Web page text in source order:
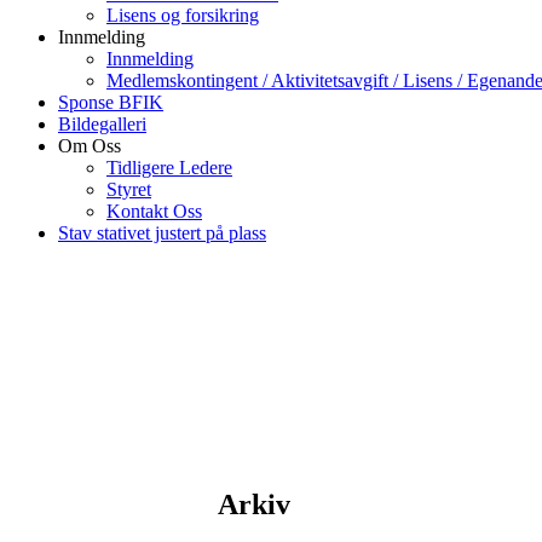
Lisens og forsikring
Innmelding
Innmelding
Medlemskontingent / Aktivitetsavgift / Lisens /
Sponse BFIK
Bildegalleri
Om Oss
Tidligere Ledere
Styret
Kontakt Oss
Stav stativet justert på plass
Arkiv